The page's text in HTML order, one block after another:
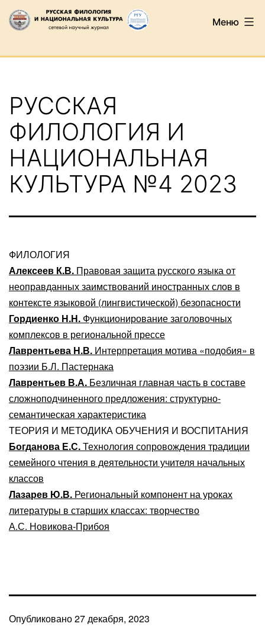
Перейти
национальная
культура
Меню
РУССКАЯ
ФИЛОЛОГИЯ И
НАЦИОНАЛЬНАЯ
КУЛЬТУРА №4 2023
ФИЛОЛОГИЯ
Алексеев К.В. Правовая защита русского языка от
неоправданных заимствований иностранных слов в
контексте языковой (лингвистической) безопасности
Гордиенко Н.Н. Функционирование заголовочных
комплексов в региональной прессе
Лаврентьева Н.В. Интерпретация мотива «подобия» в
поэзии Б.Л. Пастернака
Лаврентьев В.А. Безличная главная часть в составе
сложноподчиненного предложения: структурно-
семантическая характеристика
ТЕОРИЯ И МЕТОДИКА ОБУЧЕНИЯ И ВОСПИТАНИЯ
Богданова Е.С.Технология сопровождения традиции
семейного чтения в деятельности учителя начальных
классов
Лазарев Ю.В. Региональный компонент на уроках
литературы в старших классах: творчество
А.С. Новикова-Прибоя
Опубликовано27 декабря, 2023